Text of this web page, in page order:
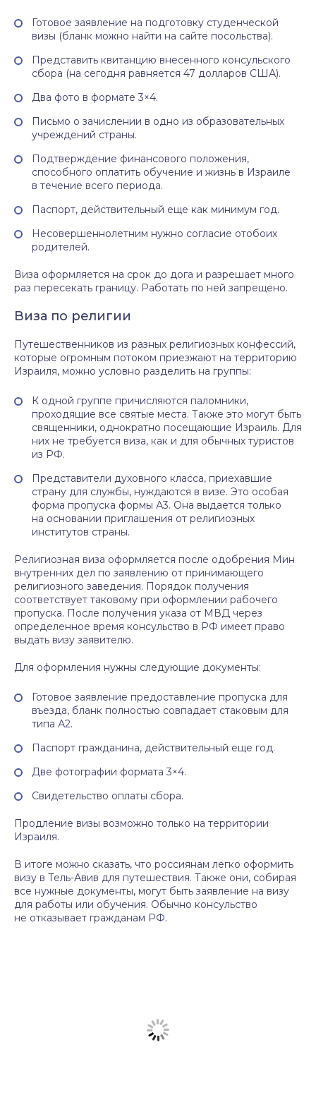
Готовое заявление на подготовку студенческой
визы (бланк можно найти на сайте посольства).
Представить квитанцию внесенного консульского
сбора (на сегодня равняется 47 долларов США).
Два фото в формате 3×4.
Письмо о зачислении в одно из образовательных
учреждений страны.
Подтверждение финансового положения,
способного оплатить обучение и жизнь в Израиле
в течение всего периода.
Паспорт, действительный еще как минимум год.
Несовершеннолетним нужно согласие отобоих
родителей.
Виза оформляется на срок до дога и разрешает много
раз пересекать границу. Работать по ней запрещено.
Виза по религии
Путешественников из разных религиозных конфессий,
которые огромным потоком приезжают на территорию
Израиля, можно условно разделить на группы:
К одной группе причисляются паломники,
проходящие все святые места. Также это могут быть
священники, однократно посещающие Израиль. Для
них не требуется виза, как и для обычных туристов
из РФ.
Представители духовного класса, приехавшие
страну для службы, нуждаются в визе. Это особая
форма пропуска формы А3. Она выдается только
на основании приглашения от религиозных
институтов страны.
Религиозная виза оформляется после одобрения Мин
внутренних дел по заявлению от принимающего
религиозного заведения. Порядок получения
соответствует таковому при оформлении рабочего
пропуска. После получения указа от МВД через
определенное время консульство в РФ имеет право
выдать визу заявителю.
Для оформления нужны следующие документы:
Готовое заявление предоставление пропуска для
въезда, бланк полностью совпадает стаковым для
типа А2.
Паспорт гражданина, действительный еще год.
Две фотографии формата 3×4.
Свидетельство оплаты сбора.
Продление визы возможно только на территории
Израиля.
В итоге можно сказать, что россиянам легко оформить
визу в Тель-Авив для путешествия. Также они, собирая
все нужные документы, могут быть заявление на визу
для работы или обучения. Обычно консульство
не отказывает гражданам РФ.